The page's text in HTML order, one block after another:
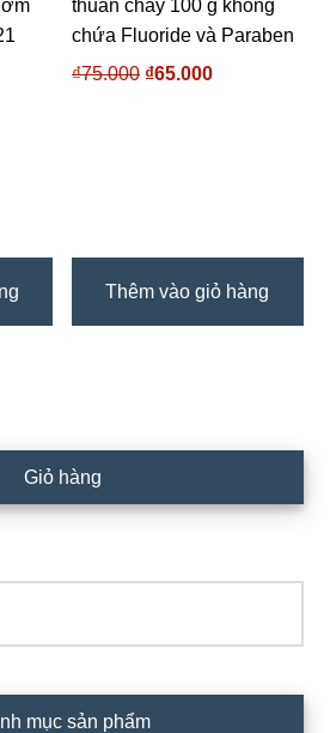
thuần chay 100 g không
chứa Fluoride và Paraben
₫75.000 Giá
₫65.000
Thêm vào giỏ hàng
Giỏ hàng
mục sản phẩm